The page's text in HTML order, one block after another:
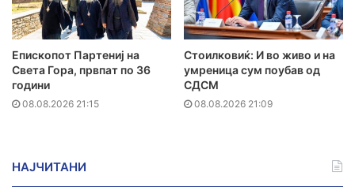
Епископот Партениј на
Света Гора, првпат по 36
години
08.08.2026 21:15
Стоилковиќ: И во живо и на
умреница сум поубав од
СДСМ
08.08.2026 21:09
НАЈЧИТАНИ